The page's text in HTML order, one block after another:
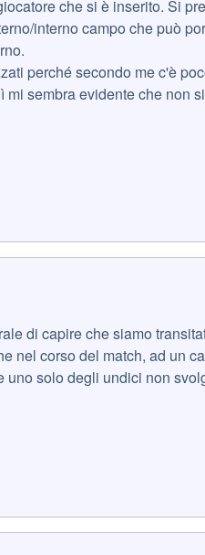
che si è inserito. Si
interno campo che può
perché secondo me c'è
mi sembra evidente che non
di capire che siamo
nel corso del match, ad un
uno solo degli undici non